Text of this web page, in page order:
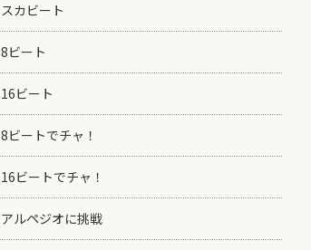
スカビート
8ビート
16ビート
8ビートでチャ！
16ビートでチャ！
アルペジオに挑戦